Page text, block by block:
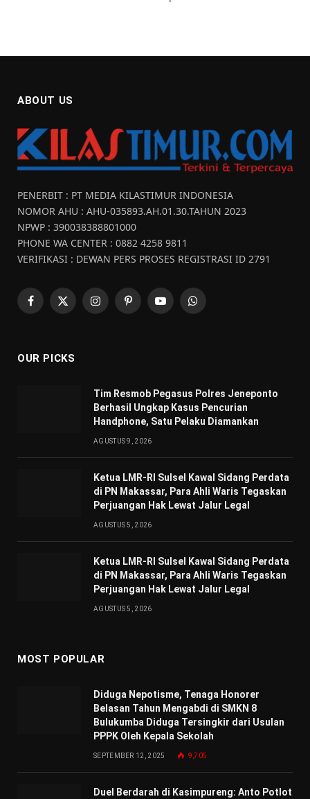
ABOUT US
PENERBIT : PT MEDIA KILASTIMUR INDONESIA
NOMOR AHU : AHU-035893.AH.01.30.TAHUN 2023
NPWP : 390038388801000
PHONE WA CENTER : 0882 4258 9811
VERIFIKASI : DEWAN PERS PROSES REGISTRASI ID 2791
Facebook
X
InstagramPinterestYouTubeWhatsApp
OUR PICKS
Tim Resmob Pegasus Polres Jeneponto
Berhasil Ungkap Kasus Pencurian
Handphone, Satu Pelaku Diamankan
AGUSTUS 9, 2026
Ketua LMR-RI Sulsel Kawal Sidang Perdata
di PN Makassar, Para Ahli Waris Tegaskan
Perjuangan Hak Lewat Jalur Legal
AGUSTUS 5, 2026
Ketua LMR-RI Sulsel Kawal Sidang Perdata
di PN Makassar, Para Ahli Waris Tegaskan
Perjuangan Hak Lewat Jalur Legal
AGUSTUS 5, 2026
MOST POPULAR
Diduga Nepotisme, Tenaga Honorer
Belasan Tahun Mengabdi di SMKN 8
Bulukumba Diduga Tersingkir dari Usulan
PPPK Oleh Kepala Sekolah
SEPTEMBER 12, 2025 9,705
Duel Berdarah di Kasimpureng: Anto Potlot